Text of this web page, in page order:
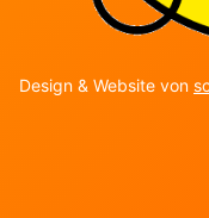
Design & Website von